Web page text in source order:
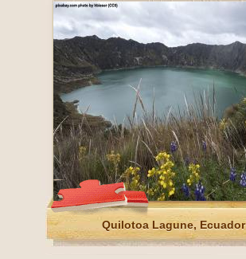
Quilotoa Lagune, Ecuador